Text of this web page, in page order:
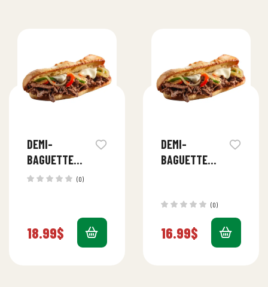
DEMI-
BAGUETTE
AGNEAU
(0)
18.99$
DEMI-
BAGUETTE
(0)
16.99$